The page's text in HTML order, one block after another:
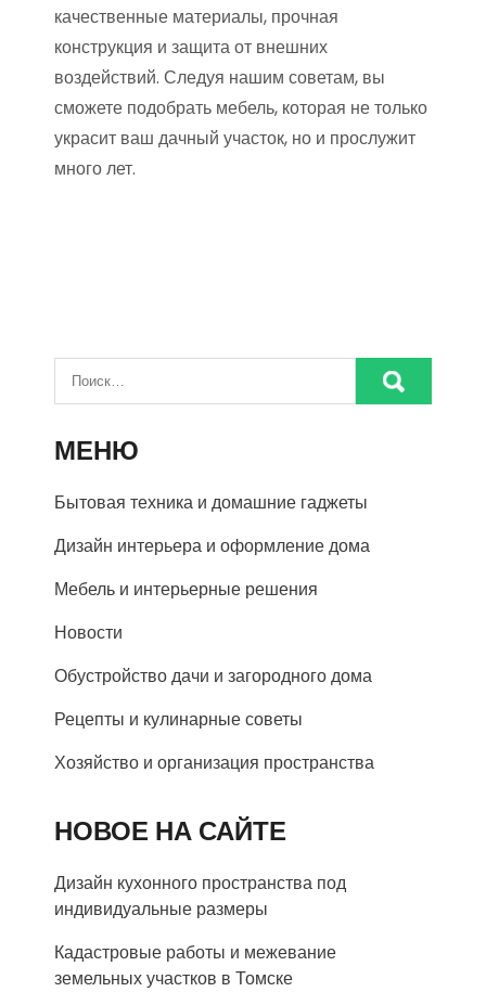
качественные материалы, прочная
конструкция и защита от внешних
воздействий. Следуя нашим советам, вы
сможете подобрать мебель, которая не только
украсит ваш дачный участок, но и прослужит
много лет.
МЕНЮ
Бытовая техника и домашние гаджеты
Дизайн интерьера и оформление дома
Мебель и интерьерные решения
Новости
Обустройство дачи и загородного дома
Рецепты и кулинарные советы
Хозяйство и организация пространства
НОВОЕ НА САЙТЕ
Дизайн кухонного пространства под
индивидуальные размеры
Кадастровые работы и межевание
земельных участков в Томске